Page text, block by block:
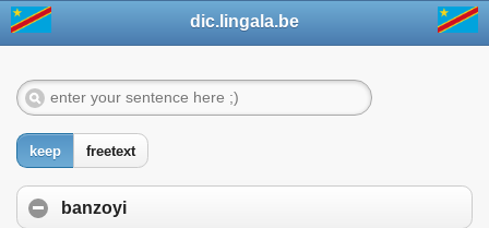
dic.lingala.be
keep freetext
banzoyi